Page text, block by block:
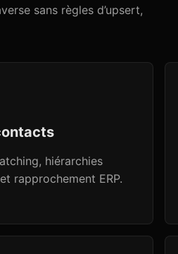
sans règles d’upsert,
hiérarchies
rapprochement ERP.